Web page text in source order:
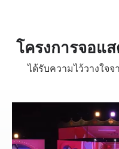
โครงการจอแ
ได้รับความไว้วางใจ